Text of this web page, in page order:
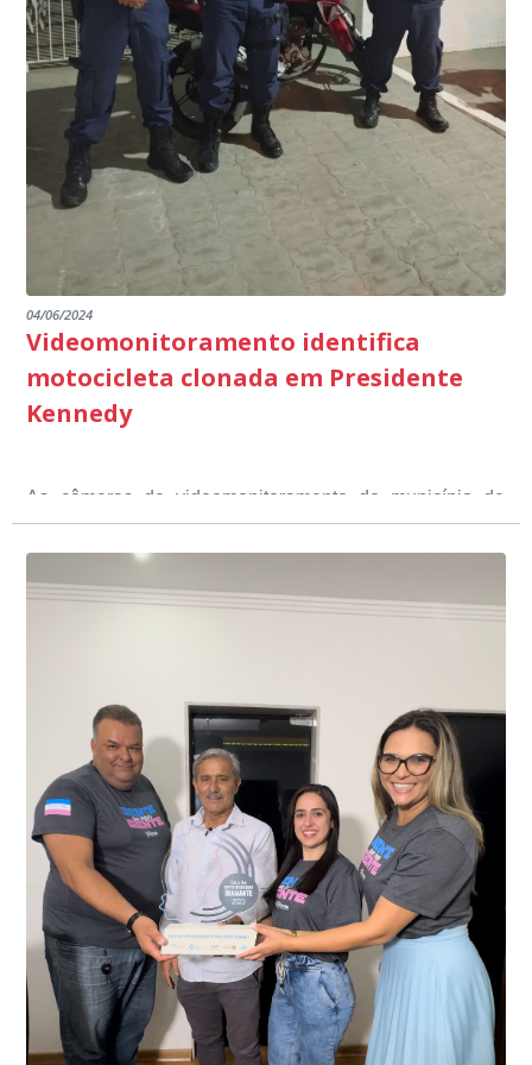
escuta pública tudo o que está sendo feito pela
Educação em Presidente Kennedy.
outros) são todos voltados para o desenvolvimento total
dos educandos. Tudo isso também foi demonstrado ao
Ministério Público através de depoimentos
emocionantes de pais e professores no decorrer da
escuta pública.
destacando ainda mais o compromisso de todos em
promover uma atuação coordenada, integrada e
dialogada em prol do desenvolvimento educacional.
04/06/2024
Videomonitoramento identifica
motocicleta clonada em Presidente
Kennedy
As câmeras de videomonitoramento do município de
Presidente Kennedy identificaram neste fim de semana,
01 de junho, uma motocicleta com indícios de
adulteração, imediatamente, a central de
videomonitoramento acionou a Guarda Civil Municipal,
Durante a abordagem a adulteração foi comprovada,
através da conferência do Chassi, a motocicleta, bem
conta do sistema de videomonitoramento instalado
recentemente em todo o município de Presidente
Kennedy, o sistema é integrado com outros municípios
do país, sendo possível a identificação de veículos por
meio do cruzamento de informações, nesse caso
específico, com dados de uma cidade do Estado do Rio
de Janeiro.
“Mais de 100 câmeras foram instaladas na sede e no
interior de Presidente Kennedy, garantindo mais
segurança à população, seja nas ruas, no comércio, os
produtores agropecuários. Estamos no rumo certo,
parabéns a todos os servidores que contribuem para a
segurança da nossa cidade”, destaca o prefeito Dorlei
Fontão.